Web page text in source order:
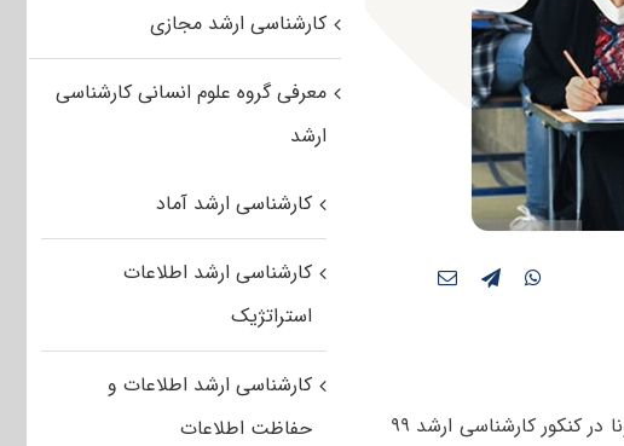
سخنگوی سازمان سنجش کشور، آمار قطعی داوطلبان مبتلا به بیماری کرونا در کنکور کارشناسی ارشد ۹۹
کارشناسی ارشد مجازی
معرفی گروه علوم انسانی کارشناسی
ارشد
کارشناسی ارشد آماد
کارشناسی ارشد اطلاعات
استراتژیک
کارشناسی ارشد اطلاعات و
حفاظت اطلاعات